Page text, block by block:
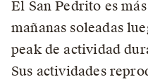
El San Pedrito es
mañanas soleadas
peak de actividad
Sus actividades